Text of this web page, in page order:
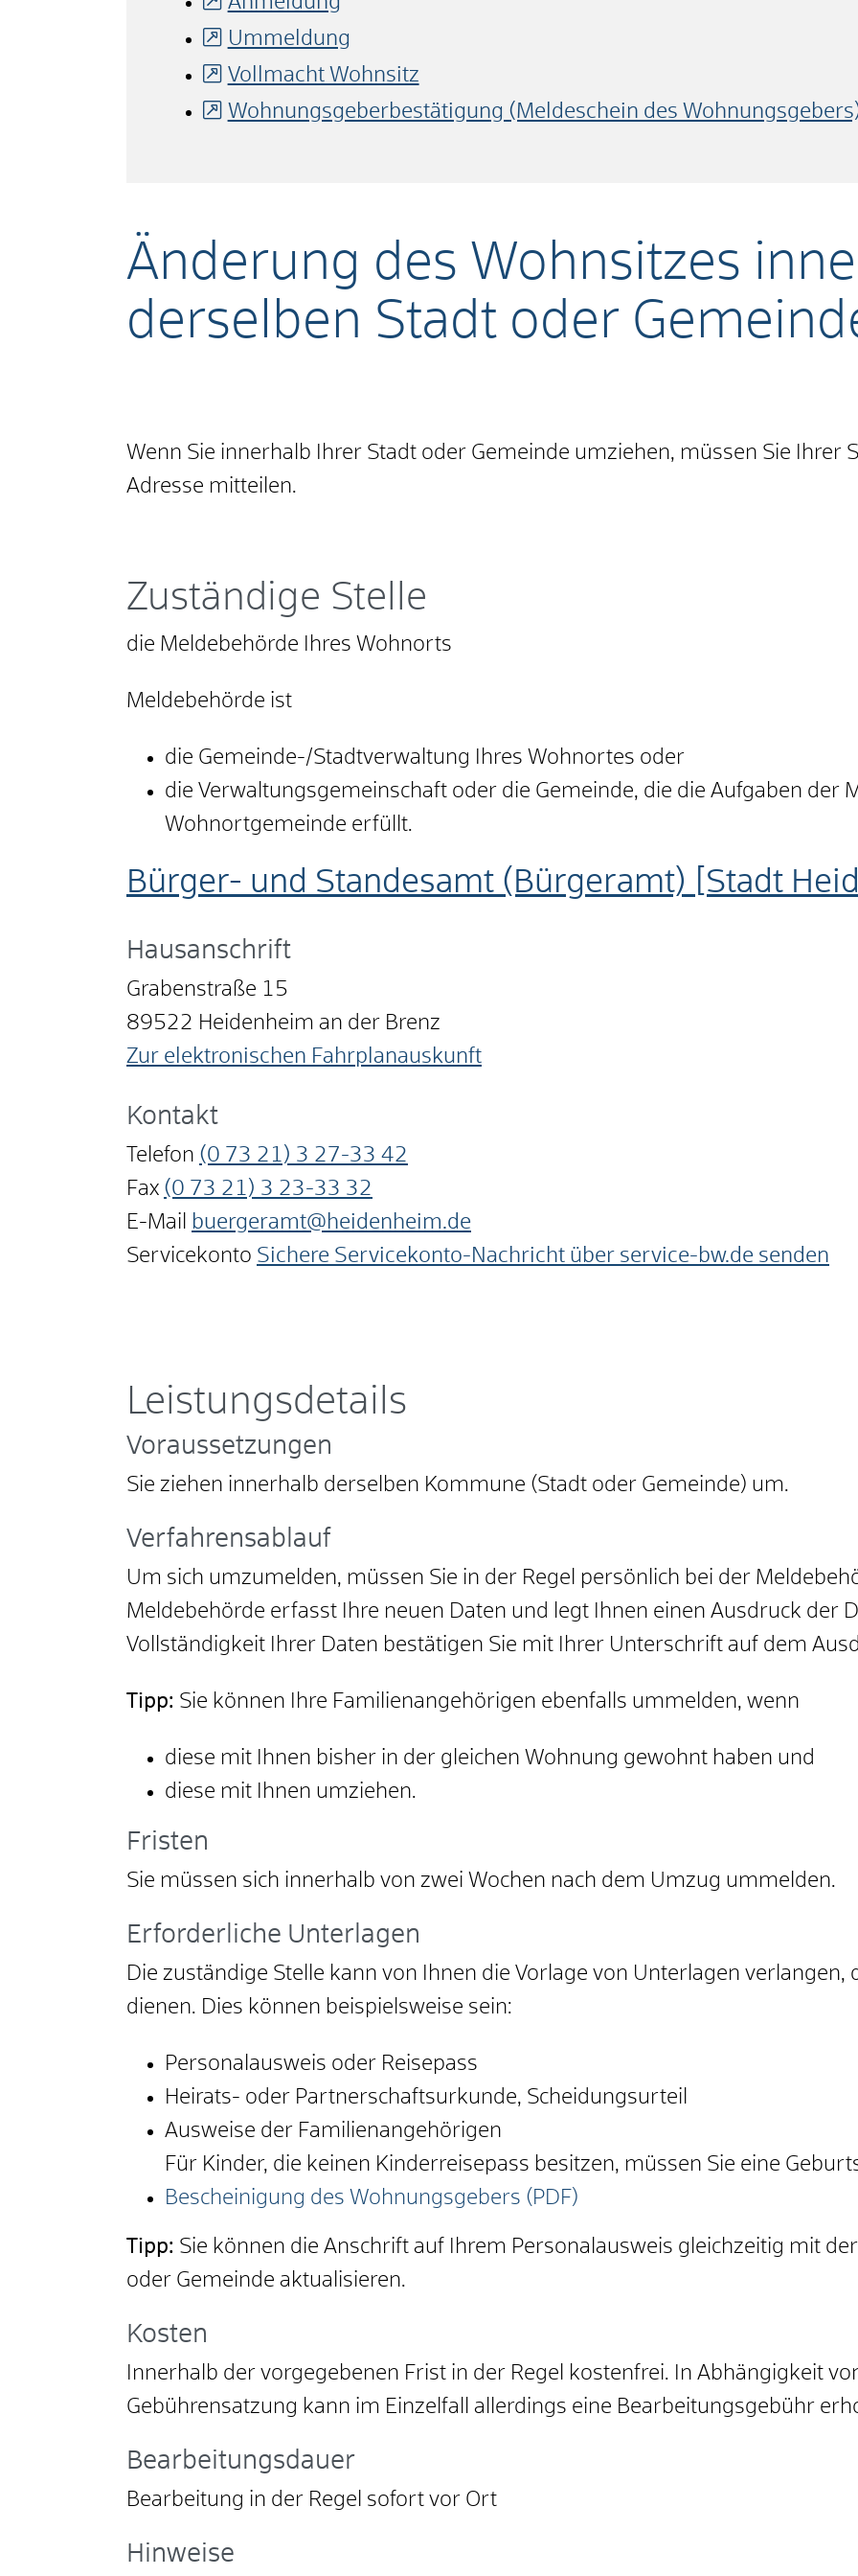
Änderung des Wohnsitzes
derselben Stadt oder
Wenn Sie innerhalb Ihrer Stadt oder Gemeinde umziehen, müssen Sie Ihrer
Adresse mitteilen.
Ummeldung
Vollmacht Wohnsitz
Wohnungsgeberbestätigung (Meldeschein des
Zuständige Stelle
die Meldebehörde Ihres Wohnorts
Meldebehörde ist
die Gemeinde-/Stadtverwaltung Ihres Wohnortes oder
die Verwaltungsgemeinschaft oder die Gemeinde, die die Aufgaben der
Wohnortgemeinde erfüllt.
Bürger- und Standesamt (Bürgeramt) [Stadt
Hausanschrift
Grabenstraße 15
89522 Heidenheim an der Brenz
Zur elektronischen Fahrplanauskunft
Kontakt
Telefon (0 73 21) 3 27-33 42
Fax (0 73 21) 3 23-33 32
E-Mail
buergeramt@heidenheim.de
Servicekonto Sichere Servicekonto-Nachricht über service-bw.de senden
Leistungsdetails
Voraussetzungen
Sie ziehen innerhalb derselben Kommune (Stadt oder Gemeinde) um.
Verfahrensablauf
Um sich umzumelden, müssen Sie in der Regel persönlich bei der
Meldebehörde erfasst Ihre neuen Daten und legt Ihnen einen Ausdruck der
Vollständigkeit Ihrer Daten bestätigen Sie mit Ihrer Unterschrift auf dem
Tipp: Sie können Ihre Familienangehörigen ebenfalls ummelden, wenn
diese mit Ihnen bisher in der gleichen Wohnung gewohnt haben und
diese mit Ihnen umziehen.
Fristen
Sie müssen sich innerhalb von zwei Wochen nach dem Umzug ummelden.
Erforderliche Unterlagen
Die zuständige Stelle kann von Ihnen die Vorlage von Unterlagen verlangen,
dienen. Dies können beispielsweise sein:
Personalausweis oder Reisepass
Heirats- oder Partnerschaftsurkunde, Scheidungsurteil
Ausweise der Familienangehörigen
Für Kinder, die keinen Kinderreisepass besitzen, müssen Sie eine
Bescheinigung des Wohnungsgebers (PDF)
Tipp: Sie können die Anschrift auf Ihrem Personalausweis gleichzeitig mit
oder Gemeinde aktualisieren.
Kosten
Innerhalb der vorgegebenen Frist in der Regel kostenfrei. In Abhängigkeit
Gebührensatzung kann im Einzelfall allerdings eine Bearbeitungsgebühr
Bearbeitungsdauer
Bearbeitung in der Regel sofort vor Ort
Hinweise